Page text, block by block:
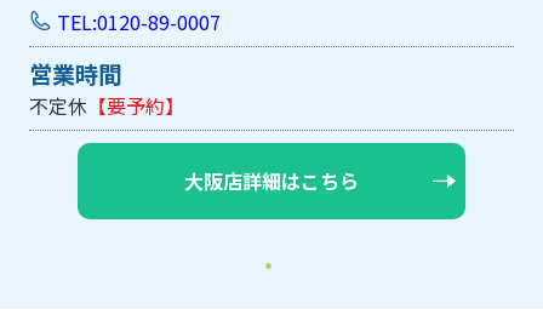
TEL:0120-89-0007
営業時間
不定休 【要予約】
大阪店詳細はこちら